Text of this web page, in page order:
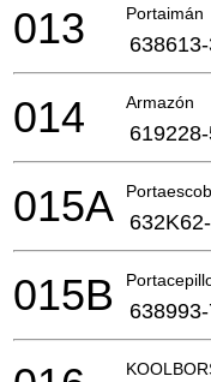
Portaimán
013
Armazón
014
015A
015B